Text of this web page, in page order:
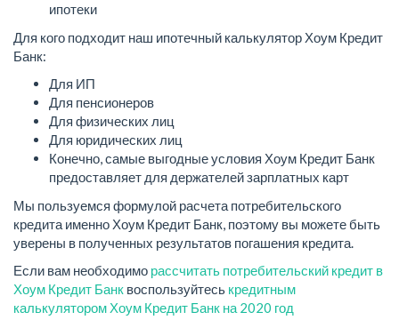
ипотеки
Для кого подходит наш ипотечный калькулятор Хоум Кредит
Банк:
Для ИП
Для пенсионеров
Для физических лиц
Для юридических лиц
Конечно, самые выгодные условия Хоум Кредит Банк
предоставляет для держателей зарплатных карт
Мы пользуемся формулой расчета потребительского
кредита именно Хоум Кредит Банк, поэтому вы можете быть
уверены в полученных результатов погашения кредита.
Если вам необходимо рассчитать потребительский кредит в
Хоум Кредит Банк воспользуйтесь кредитным
калькулятором Хоум Кредит Банк на 2020 год